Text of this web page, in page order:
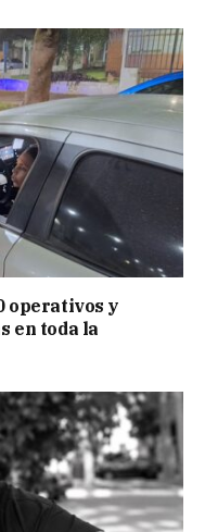
operativos y
en toda la